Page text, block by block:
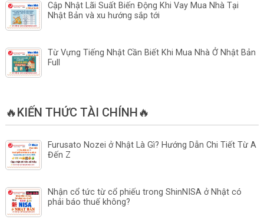
Cập Nhật Lãi Suất Biến Động Khi Vay Mua Nhà Tại
Nhật Bản và xu hướng sắp tới
Từ Vựng Tiếng Nhật Cần Biết Khi Mua Nhà Ở Nhật Bản
Full
🔥KIẾN THỨC TÀI CHÍNH🔥
Furusato Nozei ở Nhật Là Gì? Hướng Dẫn Chi Tiết Từ A
Đến Z
Nhận cổ tức từ cổ phiếu trong ShinNISA ở Nhật có
phải báo thuế không?